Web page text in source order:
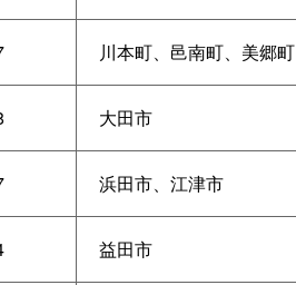
川本町、邑南町、美郷町
大田市
浜田市、江津市
益田市